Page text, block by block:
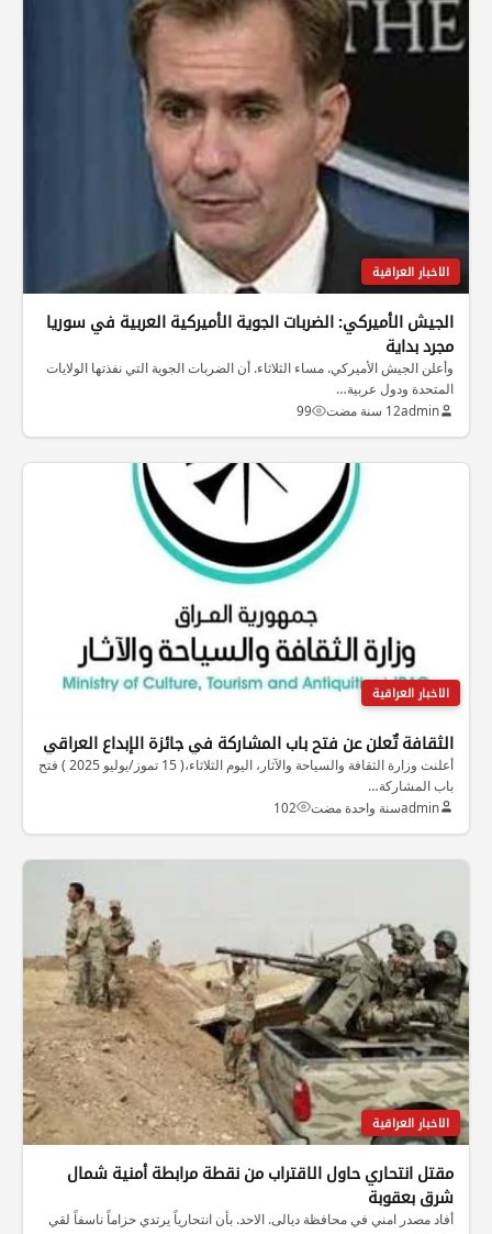
الاخبار العراقية
الجيش الأميركي: الضربات الجوية الأميركية العربية في سوريا
مجرد بداية
وأعلن الجيش الأميركي. مساء الثلاثاء. أن الضربات الجوية التي نفذتها الولايات
المتحدة ودول عربية…
admin12 سنة مضت 99
الاخبار العراقية
الثقافة تٌعلن عن فتح باب المشاركة في جائزة الإبداع العراقي
أعلنت وزارة الثقافة والسياحة والآثار، اليوم الثلاثاء،( 15 تموز/يوليو 2025 ) فتح
باب المشاركة…
adminسنة واحدة مضت 102
الاخبار العراقية
مقتل انتحاري حاول الاقتراب من نقطة مرابطة أمنية شمال
شرق بعقوبة
أفاد مصدر امني في محافظة ديالى. الاحد. بأن انتحارياً يرتدي حزاماً ناسفاً لقي